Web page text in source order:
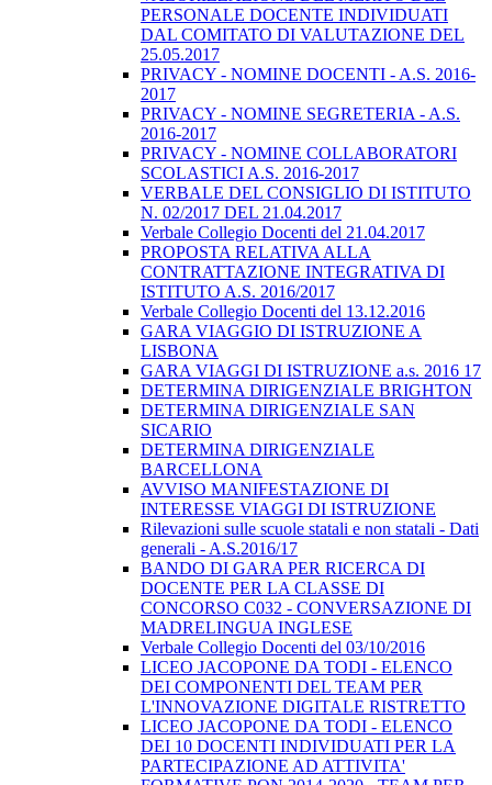
PERSONALE DOCENTE INDIVIDUATI
DAL COMITATO DI VALUTAZIONE DEL
25.05.2017
PRIVACY - NOMINE DOCENTI - A.S. 2016-
2017
PRIVACY - NOMINE SEGRETERIA - A.S.
2016-2017
PRIVACY - NOMINE COLLABORATORI
SCOLASTICI A.S. 2016-2017
VERBALE DEL CONSIGLIO DI ISTITUTO
N. 02/2017 DEL 21.04.2017
Verbale Collegio Docenti del 21.04.2017
PROPOSTA RELATIVA ALLA
CONTRATTAZIONE INTEGRATIVA DI
ISTITUTO A.S. 2016/2017
Verbale Collegio Docenti del 13.12.2016
GARA VIAGGIO DI ISTRUZIONE A
LISBONA
GARA VIAGGI DI ISTRUZIONE a.s. 2016 17
DETERMINA DIRIGENZIALE BRIGHTON
DETERMINA DIRIGENZIALE SAN
SICARIO
DETERMINA DIRIGENZIALE
BARCELLONA
AVVISO MANIFESTAZIONE DI
INTERESSE VIAGGI DI ISTRUZIONE
Rilevazioni sulle scuole statali e non statali - Dati
generali - A.S.2016/17
BANDO DI GARA PER RICERCA DI
DOCENTE PER LA CLASSE DI
CONCORSO C032 - CONVERSAZIONE DI
MADRELINGUA INGLESE
Verbale Collegio Docenti del 03/10/2016
LICEO JACOPONE DA TODI - ELENCO
DEI COMPONENTI DEL TEAM PER
L'INNOVAZIONE DIGITALE RISTRETTO
LICEO JACOPONE DA TODI - ELENCO
DEI 10 DOCENTI INDIVIDUATI PER LA
PARTECIPAZIONE AD ATTIVITA'